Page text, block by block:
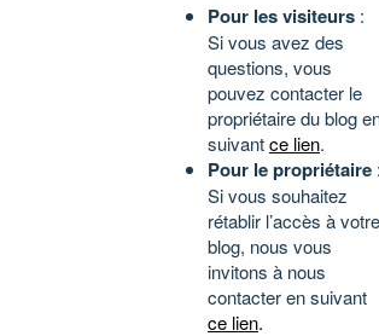
Pour les visiteurs :
Si vous avez des
questions, vous
pouvez contacter le
propriétaire du blog
suivantce lien.
Pour le propriétaire :
Si vous souhaitez
rétablir l’accès à votre
blog, nous vous
invitons à nous
contacter en suivant
ce lien.